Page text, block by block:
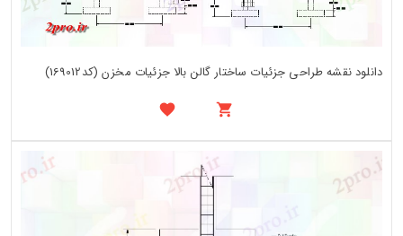
دانلود نقشه طراحی جزئیات ساختار گالن بالا جزئیات مخزن (کد169012)